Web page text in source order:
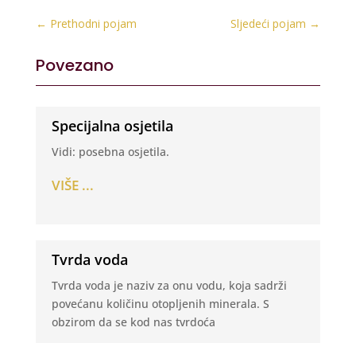
← Prethodni pojam Sljedeći pojam →
Povezano
Specijalna osjetila
Vidi: posebna osjetila.
VIŠE ...
Tvrda voda
Tvrda voda je naziv za onu vodu, koja sadrži
povećanu količinu otopljenih minerala. S
obzirom da se kod nas tvrdoća